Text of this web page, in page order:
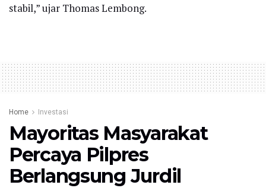
stabil,” ujar Thomas Lembong.
Home Investasi
Mayoritas Masyarakat
Percaya Pilpres
Berlangsung Jurdil